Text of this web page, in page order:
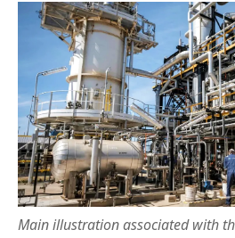
Main illustration associated with